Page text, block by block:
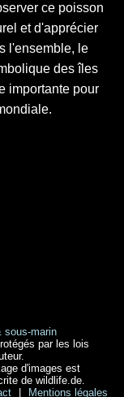
ce poisson
et d'apprécier
l'ensemble, le
des îles
importante pour
sous-marin
par les lois
d'images est
de wildlife.de.
Mentions légales